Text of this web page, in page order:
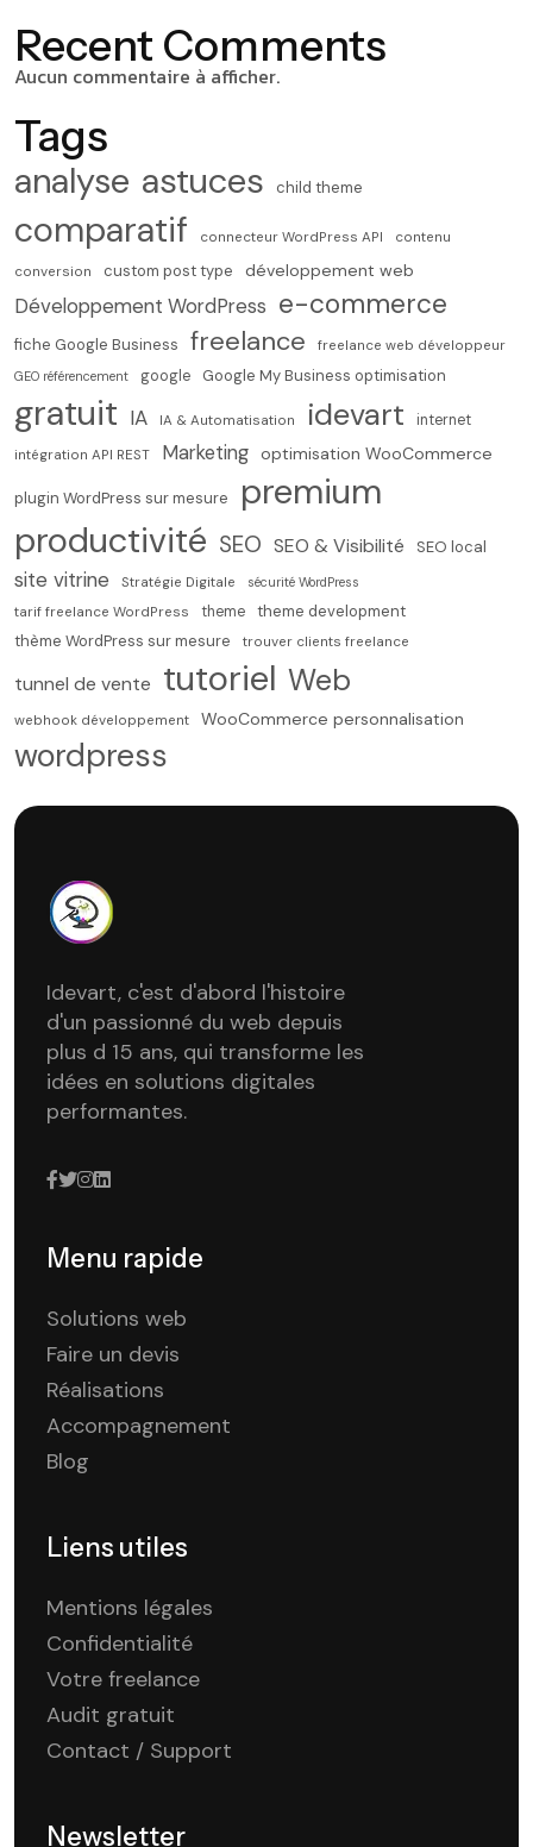
Recent Comments
Aucun commentaire à afficher.
Tags
analyse astuces child theme
comparatif connecteur WordPress API
contenu
conversion
custom post type développement web
Développement WordPress e-commerce
fiche Google Business freelance freelance web développeur
GEO référencement google Google My Business optimisation
gratuit IA IA & Automatisation idevart internet
intégration API REST Marketing optimisation WooCommerce
plugin WordPress sur mesure
premium
productivité SEO SEO & Visibilité SEO local
site vitrine Stratégie Digitale sécurité WordPress
tarif freelance WordPress theme
theme development
thème WordPress sur mesure
trouver clients freelance
tunnel de vente tutoriel Web
webhook développement WooCommerce personnalisation
wordpress
Idevart, c'est d'abord l'histoire
d'un passionné du web depuis
plus d 15 ans, qui transforme les
idées en solutions digitales
performantes.
Menu rapide
Solutions web
Faire un devis
Réalisations
Accompagnement
Blog
Liens utiles
Mentions légales
Confidentialité
Votre freelance
Audit gratuit
Contact / Support
Newsletter